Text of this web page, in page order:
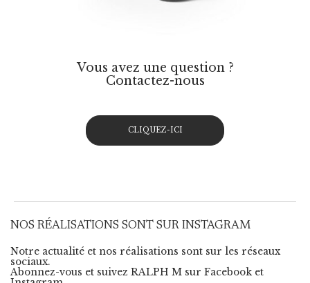
Vous avez une question ?
Contactez-nous
CLIQUEZ-ICI
NOS RÉALISATIONS SONT SUR INSTAGRAM
Notre actualité et nos réalisations sont sur les réseaux
sociaux.
Abonnez-vous et suivez RALPH M sur Facebook et